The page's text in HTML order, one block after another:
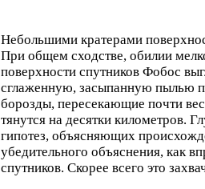
Небольшими кратерами
При общем сходстве, обилии
поверхности спутников Фобос
сглаженную, засыпанную пылью
борозды, пересекающие почти
тянутся на десятки километров.
гипотез, объясняющих
убедительного объяснения, как
спутников. Скорее всего это